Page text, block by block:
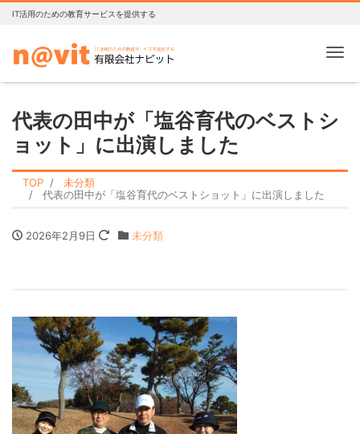
IT活用のための教育サービスを提供する
代表の田中が「塩谷育代のベストシ
ョット」に出演しました
TOP
未分類
代表の田中が「塩谷育代のベストショット」に出演しました
2026年2月9日 未分類